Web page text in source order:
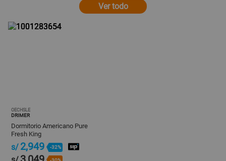
Ver todo
OECHSLE
DRIMER
Dormitorio Americano Pure
Fresh King
s/ 2,949 -32%